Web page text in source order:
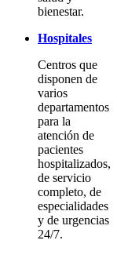
bienestar.
Hospitales
Centros que
disponen de
varios
departamentos
para la
atención de
pacientes
hospitalizados,
de servicio
completo, de
especialidades
y de urgencias
24/7.